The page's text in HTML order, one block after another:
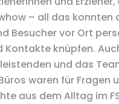
– all das konnten
Besucher vor Ort
Kontakte knüpfen.
und das
waren für Fragen
aus dem Alltag im